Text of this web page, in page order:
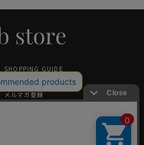
SHOPPING GUIDE
返品・交換について
メルマガ登録
GLOBAL SHOPPING GUIDANCE